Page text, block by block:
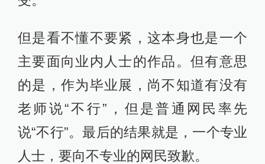
但是看不懂不要紧，这本身也是一个
主要面向业内人士的作品。但有意思
的是，作为毕业展，尚不知道有没有
老师说“不行”，但是普通网民率先
说“不行”。最后的结果就是，一个专业
人士，要向不专业的网民致歉。